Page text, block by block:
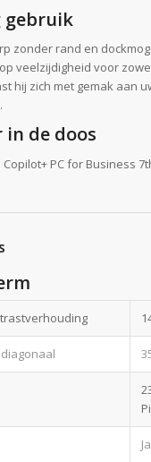
gebruik
zonder rand en
veelzijdigheid voor
hij zich met gemak aan
de doos
PC for Business
Ja